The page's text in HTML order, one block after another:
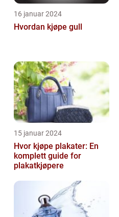
16 januar 2024
Hvordan kjøpe gull
15 januar 2024
Hvor kjøpe plakater: En
komplett guide for
plakatkjøpere